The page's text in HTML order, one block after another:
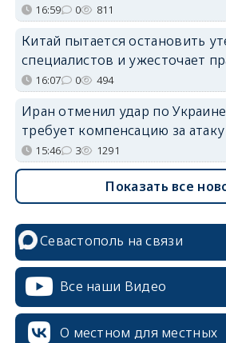
16:59 0 811
Китай пытается остановить
специалистов и ужесточает
16:07 0 494
Иран отменил удар по
требует компенсацию за
15:46 3 1291
Показать все
Севастополь на связи
Все наши Видео
О местном для местных